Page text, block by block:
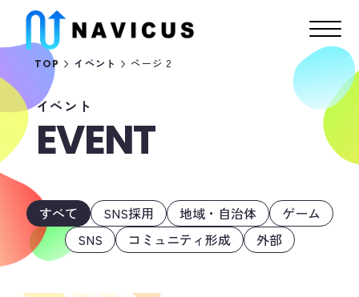
TOP イベント ページ 2
イベント
EVENT
すべて SNS採用 地域・自治体
ゲーム
SNS
コミュニティ形成 外部